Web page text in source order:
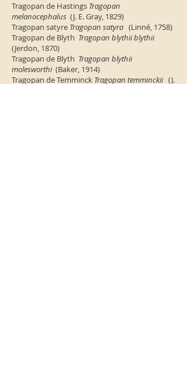
Tragopan de Hastings Tragopan
melanocephalus (J. E. Gray, 1829)
Tragopan satyre Tragopan satyra (Linné, 1758)
Tragopan de Blyth Tragopan blythii blythii
(Jerdon, 1870)
Tragopan de Blyth Tragopan blythii
molesworthi (Baker, 1914)
Tragopan de Temminck Tragopan temminckii(J.